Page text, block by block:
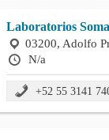
Laboratorios
03200, Adolfo
N/a
+52 55 3141